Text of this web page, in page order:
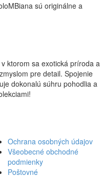
sú originálne a
ktorom sa exotická príroda a
pre detail. Spojenie
dokonalú súhru pohodlia a
Ochrana osobných údajov
Všeobecné obchodné
podmienky
Poštovné